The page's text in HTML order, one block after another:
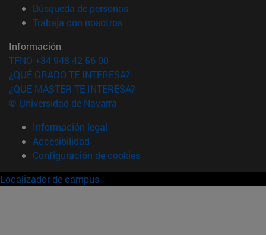
Búsqueda de personas(abre en nueva ventana)
Trabaja con nosotros(abre en nueva ventana)
Información
TFNO +34 948 42 56 00
¿QUÉ GRADO TE INTERESA?
¿QUÉ MÁSTER TE INTERESA?
© Universidad de Navarra
Información legal
Accesibilidad
Configuración de cookies
Localizador de campus